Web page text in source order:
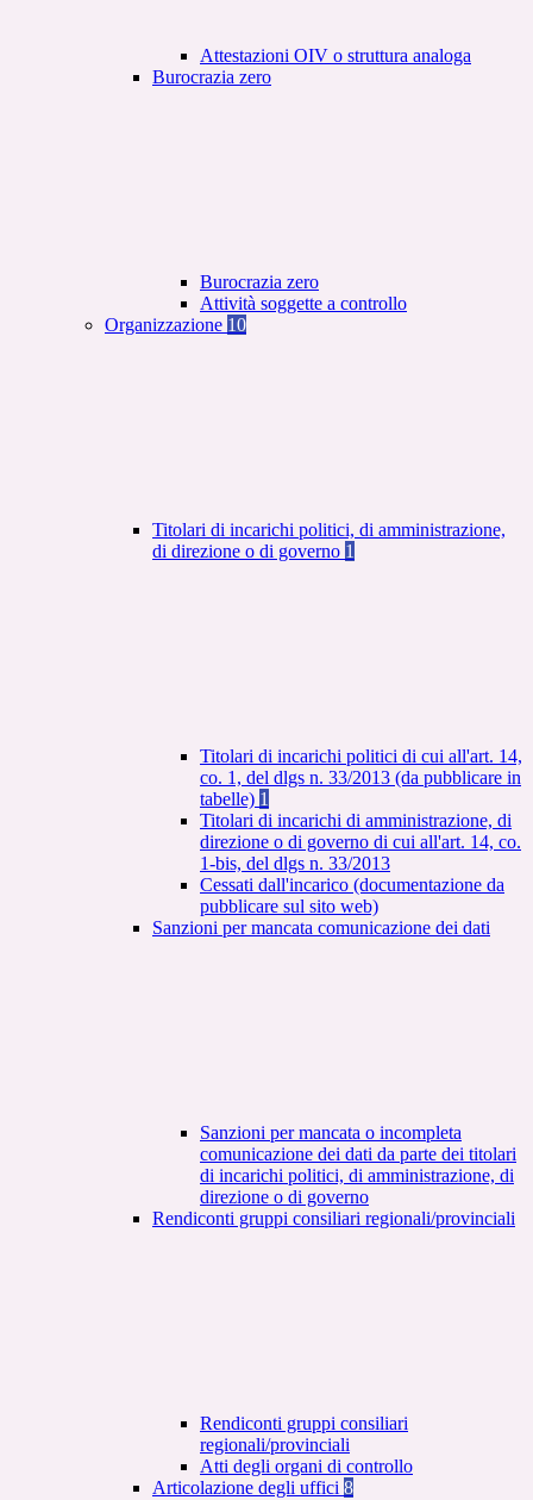
Attestazioni OIV o struttura analoga
Burocrazia zero
Burocrazia zero
Attività soggette a controllo
Organizzazione 10
Titolari di incarichi politici, di amministrazione,
di direzione o di governo 1
Titolari di incarichi politici di cui all'art. 14,
co. 1, del dlgs n. 33/2013 (da pubblicare in
tabelle) 1
Titolari di incarichi di amministrazione, di
direzione o di governo di cui all'art. 14, co.
1-bis, del dlgs n. 33/2013
Cessati dall'incarico (documentazione da
pubblicare sul sito web)
Sanzioni per mancata comunicazione dei dati
Sanzioni per mancata o incompleta
comunicazione dei dati da parte dei titolari
di incarichi politici, di amministrazione, di
direzione o di governo
Rendiconti gruppi consiliari regionali/provinciali
Rendiconti gruppi consiliari
regionali/provinciali
Atti degli organi di controllo
Articolazione degli uffici 8